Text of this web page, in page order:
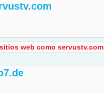
sitios web como servustv.com